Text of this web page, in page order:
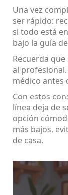
Una vez
ser rápido:
si todo está
bajo la guía
Recuerda
al
médico antes
Con estos
línea deja de
opción
más bajos,
de casa.